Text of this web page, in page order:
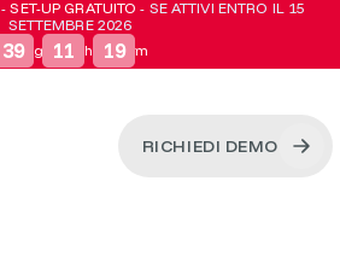
-SET-UP GRATUITO - SE ATTIVI ENTRO IL 15
SETTEMBRE 2026
39 g 11 h 19 m
RICHIEDI DEMO